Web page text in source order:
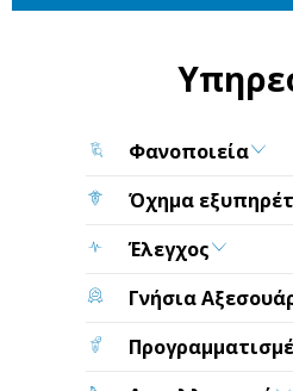
Φανοποιεία
Όχημα
Έλεγχος
Γνήσια